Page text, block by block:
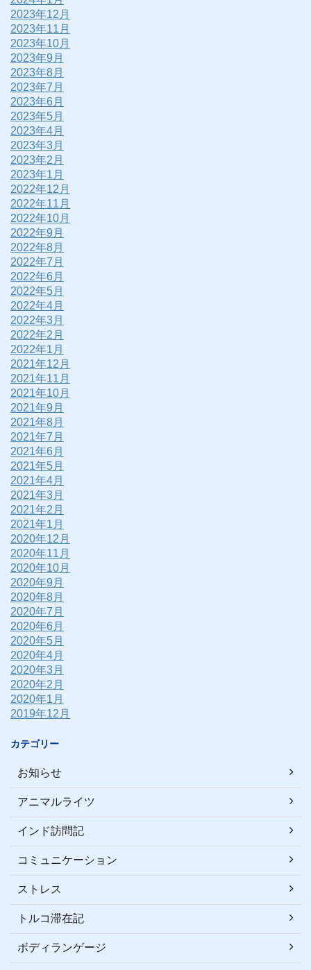
2023年12月
2023年11月
2023年10月
2023年9月
2023年8月
2023年7月
2023年6月
2023年5月
2023年4月
2023年3月
2023年2月
2023年1月
2022年12月
2022年11月
2022年10月
2022年9月
2022年8月
2022年7月
2022年6月
2022年5月
2022年4月
2022年3月
2022年2月
2022年1月
2021年12月
2021年11月
2021年10月
2021年9月
2021年8月
2021年7月
2021年6月
2021年5月
2021年4月
2021年3月
2021年2月
2021年1月
2020年12月
2020年11月
2020年10月
2020年9月
2020年8月
2020年7月
2020年6月
2020年5月
2020年4月
2020年3月
2020年2月
2020年1月
2019年12月
カテゴリー
お知らせ
アニマルライツ
インド訪問記
コミュニケーション
ストレス
トルコ滞在記
ボディランゲージ